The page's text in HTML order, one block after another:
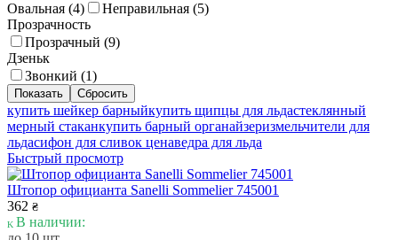
Овальная (4) Неправильная (5)
Прозрачность
Прозрачный (9)
Дзеньк
Звонкий (1)
купить шейкер барныйкупить щипцы для льдастеклянный
мерный стаканкупить барный органайзеризмельчители для
льдасифон для сливок ценаведра для льда
Быстрый просмотр
Штопор официанта Sanelli Sommelier 745001
362 ₴
В наличии: